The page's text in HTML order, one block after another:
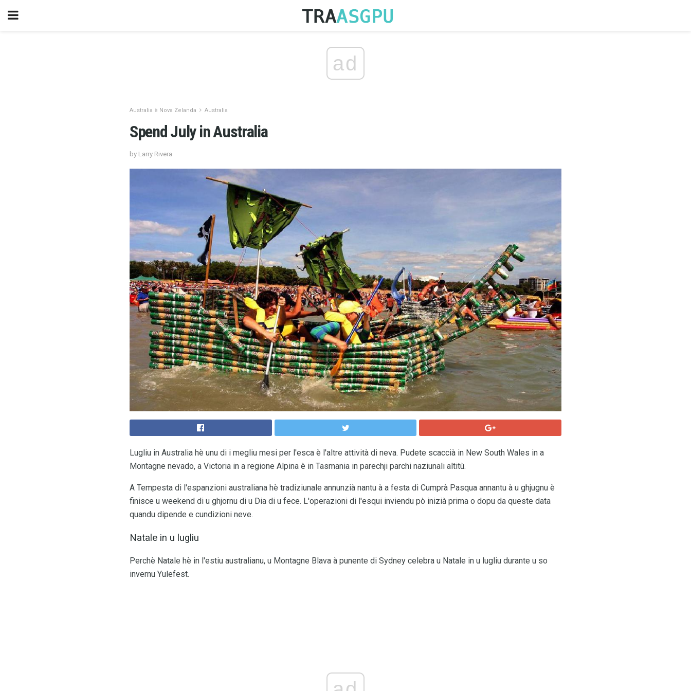
ad
Australia è Nova Zelanda Australia
Spend July in Australia
by Larry Rivera
Lugliu in Australia hè unu di i megliu mesi per l'esca è l'altre attività di neva. Pudete scaccià in New South Wales in a
Montagne nevado, a Victoria in a regione Alpina è in Tasmania in parechji parchi naziunali altitù.
A Tempesta di l'espanzioni australiana hè tradiziunale annunzià nantu à a festa di Cumprà Pasqua annantu à u ghjugnu è
finisce u weekend di u ghjornu di u Dia di u fece. L'operazioni di l'esqui inviendu pò inizià prima o dopu da queste data
quandu dipende e cundizioni neve.
Natale in u lugliu
Perchè Natale hè in l'estiu australianu, u Montagne Blava à punente di Sydney celebra u Natale in u lugliu durante u so
invernu Yulefest.